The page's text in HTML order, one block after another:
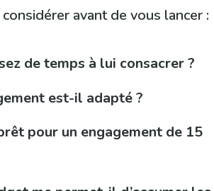
avant de vous lancer :
de temps à lui consacrer ?
est-il adapté ?
pour un engagement de 15